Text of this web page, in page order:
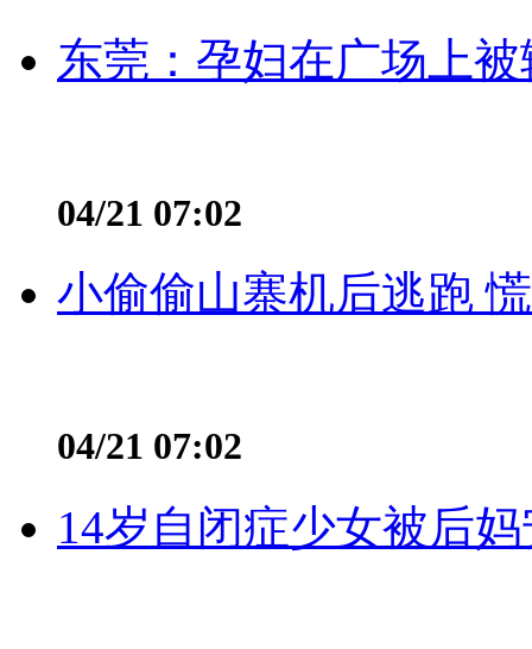
东莞：孕妇在广场上
04/21 07:02
小偷偷山寨机后逃跑
04/21 07:02
14岁自闭症少女被后